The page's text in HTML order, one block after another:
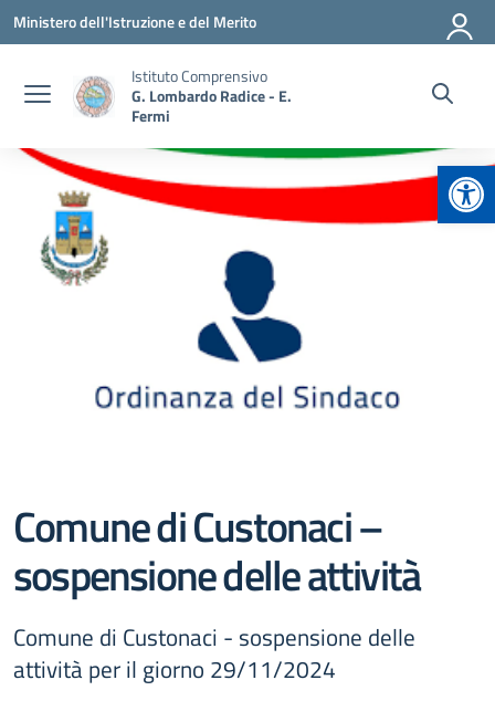
Vai ai contenuti
Vai al menu di navigazione
Vai al footer
Ministero dell'Istruzione e del Merito
Istituto Comprensivo
G. Lombardo Radice - E.
Fermi
Comune di Custonaci –
sospensione delle attività
Comune di Custonaci - sospensione delle
attività per il giorno 29/11/2024